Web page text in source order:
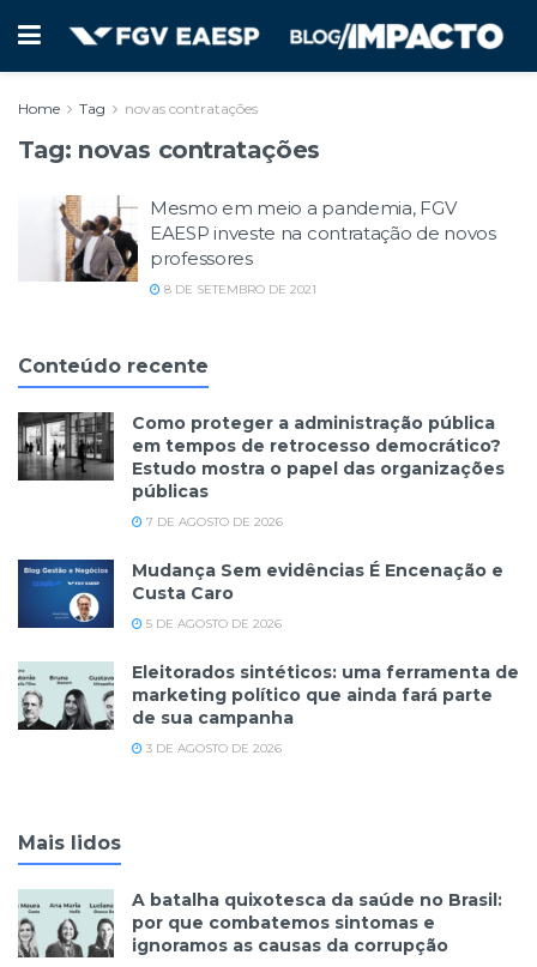
Home Tag novas contratações
Tag: novas contratações
Mesmo em meio a pandemia, FGV
EAESP investe na contratação de novos
professores
8 DE SETEMBRO DE 2021
Conteúdo recente
Como proteger a administração pública
em tempos de retrocesso democrático?
Estudo mostra o papel das organizações
públicas
7 DE AGOSTO DE 2026
Mudança Sem evidências É Encenação e
Custa Caro
5 DE AGOSTO DE 2026
Eleitorados sintéticos: uma ferramenta de
marketing político que ainda fará parte
de sua campanha
3 DE AGOSTO DE 2026
Mais lidos
A batalha quixotesca da saúde no Brasil:
por que combatemos sintomas e
ignoramos as causas da corrupção